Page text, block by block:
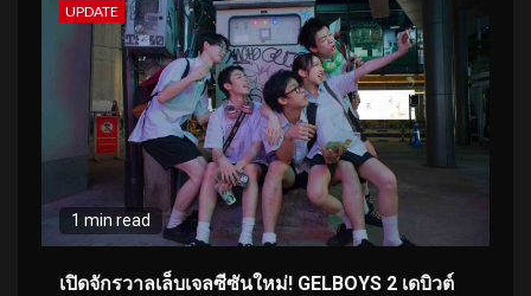
UPDATE
1 min read
เปิดจักรวาลเล็บเจลซีซันใหม่! GELBOYS 2 เดบิวต์